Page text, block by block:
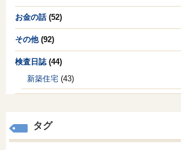
お金の話(52)
その他(92)
検査日誌 (44)
新築住宅 (43)
タグ